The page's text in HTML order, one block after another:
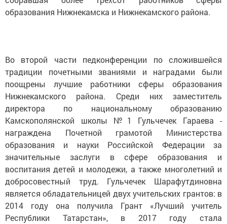
образования Нижнекамска и Нижнекамского района.
Во второй части педконференции по сложившейся
традиции почетными званиями и наградами были
поощрены лучшие работники сферы образования
Нижнекамского района. Среди них заместитель
директора по национальному образованию
Камскополянской школы №1 Гульчечек Гараева -
награждена Почетной грамотой Министерства
образования и науки Российской Федерации за
значительные заслуги в сфере образования и
воспитания детей и молодежи, а также многолетний и
добросовестный труд. Гульчечек Шарафутдиновна
является обладательницей двух учительских грантов: в
2014 году она получила Грант «Лучший учитель
Республики Татарстан», в 2017 году стала